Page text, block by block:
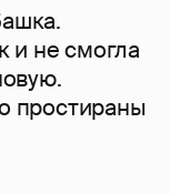
и не смогла
простираны